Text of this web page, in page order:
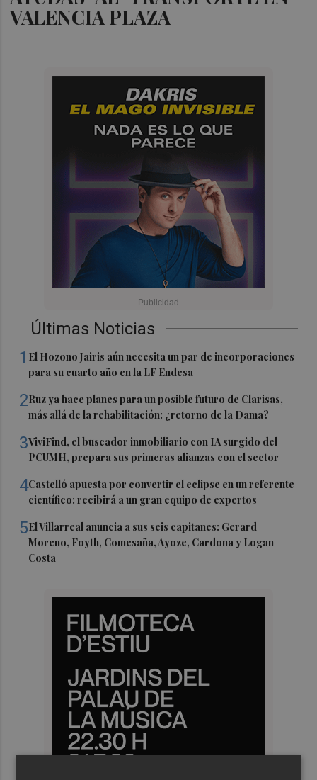
VALENCIA PLAZA
Últimas Noticias
1 El Hozono Jairis aún necesita un par de incorporaciones
para su cuarto año en la LF Endesa
2Ruz ya hace planes para un posible futuro de Clarisas,
más allá de la rehabilitación: ¿retorno de la Dama?
3ViviFind, el buscador inmobiliario con IA surgido del
PCUMH, prepara sus primeras alianzas con el sector
4Castelló apuesta por convertir el eclipse en un referente
científico: recibirá a un gran equipo de expertos
5El Villarreal anuncia a sus seis capitanes: Gerard
Moreno, Foyth, Comesaña, Ayoze, Cardona y Logan
Costa